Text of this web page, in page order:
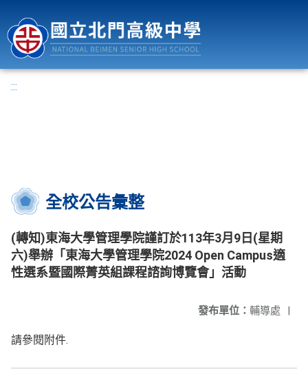
:::
全校公告彙整
(轉知)東海大學管理學院謹訂於113年3月9日(星期
六)舉辦「東海大學管理學院2024 Open Campus適
性選系暨國際菁英組課程諮詢博覽會」活動
發布單位： 輔導處 |
請參閱附件.